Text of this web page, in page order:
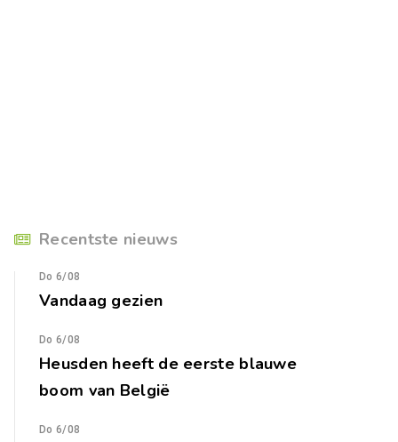
Recentste nieuws
Do 6/08
Vandaag gezien
Do 6/08
Heusden heeft de eerste blauwe
boom van België
Do 6/08